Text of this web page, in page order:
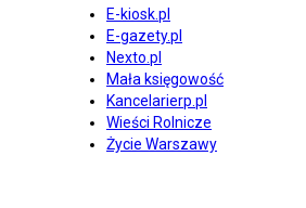
E-kiosk.pl
E-gazety.pl
Nexto.pl
Mała księgowość
Kancelarierp.pl
Wieści Rolnicze
Życie Warszawy